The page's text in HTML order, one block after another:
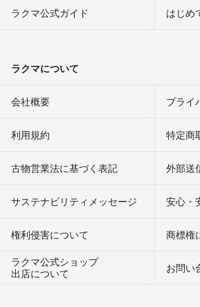
ラクマ公式ガイド はじめ
ラクマについて
会社概要 プライ
利用規約 特定商
古物営業法に基づく表記 外部送
サステナビリティメッセージ 安心・
権利侵害について
商標権
ラクマ公式ショップ
出店について
お問い